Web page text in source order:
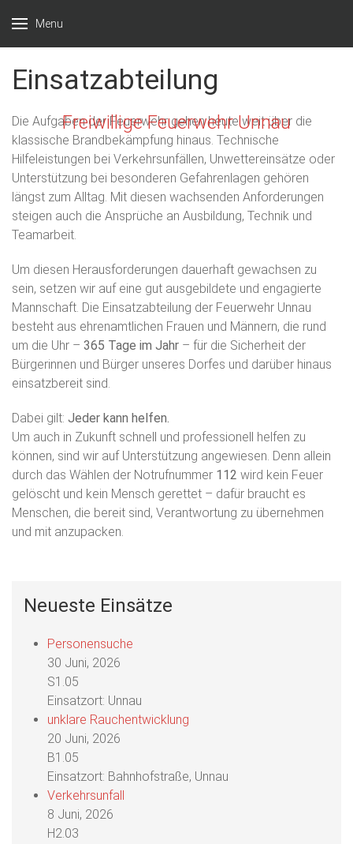
Menu
Freiwillige Feuerwehr Unnau
Einsatzabteilung
Die Aufgaben der Feuerwehr gehen heute weit über die
klassische Brandbekämpfung hinaus. Technische
Hilfeleistungen bei Verkehrsunfällen, Unwettereinsätze oder
Unterstützung bei besonderen Gefahrenlagen gehören
längst zum Alltag. Mit diesen wachsenden Anforderungen
steigen auch die Ansprüche an Ausbildung, Technik und
Teamarbeit.
Um diesen Herausforderungen dauerhaft gewachsen zu
sein, setzen wir auf eine gut ausgebildete und engagierte
Mannschaft. Die Einsatzabteilung der Feuerwehr Unnau
besteht aus ehrenamtlichen Frauen und Männern, die rund
um die Uhr – 365 Tage im Jahr – für die Sicherheit der
Bürgerinnen und Bürger unseres Dorfes und darüber hinaus
einsatzbereit sind.
Dabei gilt: Jeder kann helfen.
Um auch in Zukunft schnell und professionell helfen zu
können, sind wir auf Unterstützung angewiesen. Denn allein
durch das Wählen der Notrufnummer 112 wird kein Feuer
gelöscht und kein Mensch gerettet – dafür braucht es
Menschen, die bereit sind, Verantwortung zu übernehmen
und mit anzupacken.
Neueste Einsätze
Personensuche
30 Juni, 2026
S1.05
Einsatzort: Unnau
unklare Rauchentwicklung
20 Juni, 2026
B1.05
Einsatzort: Bahnhofstraße, Unnau
Verkehrsunfall
8 Juni, 2026
H2.03